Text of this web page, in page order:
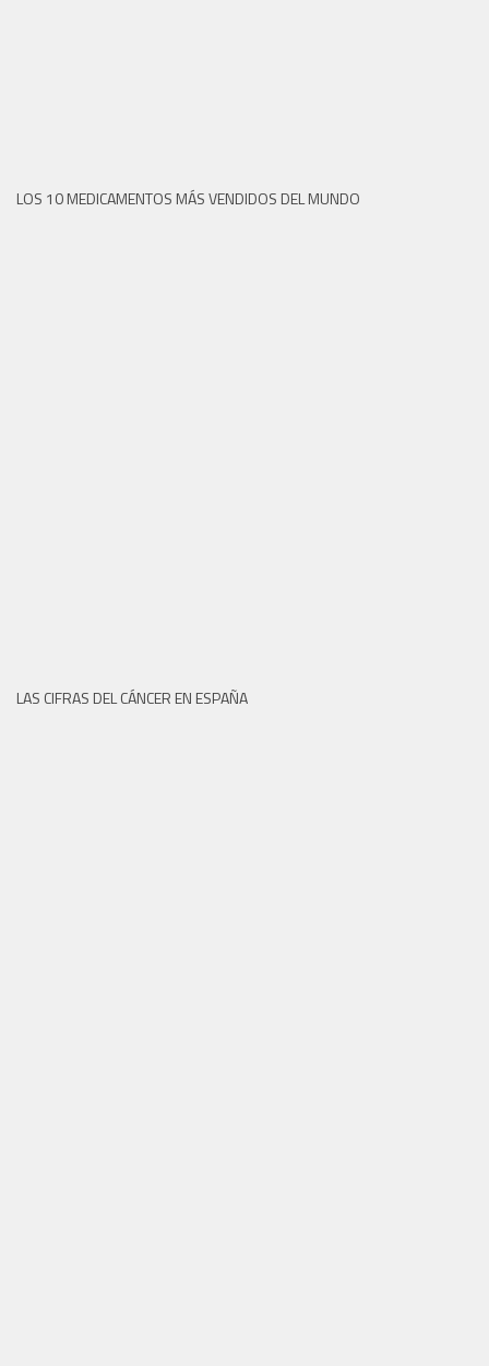
LOS 10 MEDICAMENTOS MÁS VENDIDOS DEL MUNDO
LAS CIFRAS DEL CÁNCER EN ESPAÑA